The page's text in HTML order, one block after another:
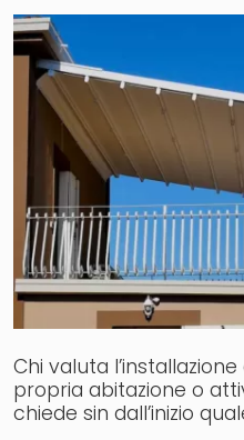
Chi valuta
propria abitazione o
chiede sin dall’inizio